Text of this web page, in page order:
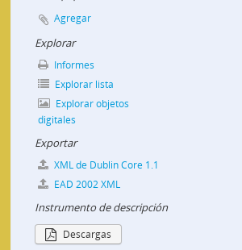
Agregar
Explorar
Informes
Explorar lista
Explorar objetos
digitales
Exportar
XML de Dublin Core 1.1
EAD 2002 XML
Instrumento de descripción
Descargas